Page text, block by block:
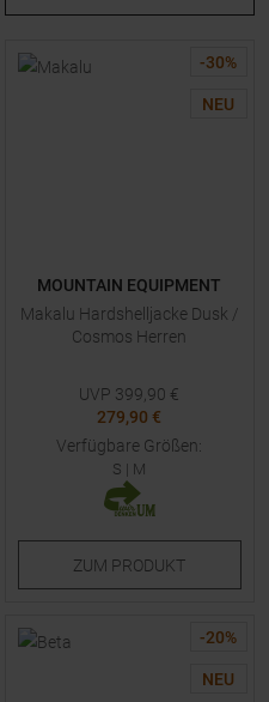
-30%
NEU
MOUNTAIN EQUIPMENT
Makalu Hardshelljacke Dusk /
Cosmos Herren
UVP 399,90 €
279,90 €
Verfügbare Größen:
S | M
ZUM PRODUKT
-20%
NEU